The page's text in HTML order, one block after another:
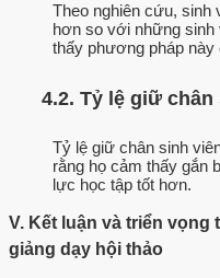
Theo nghiên cứu, sinh
hơn so với những sinh
thấy phương pháp này
4.2. Tỷ lệ giữ chân
Tỷ lệ giữ chân sinh
rằng họ cảm thấy gắn
lực học tập tốt hơn.
V. Kết luận và triển
giảng dạy hội thảo